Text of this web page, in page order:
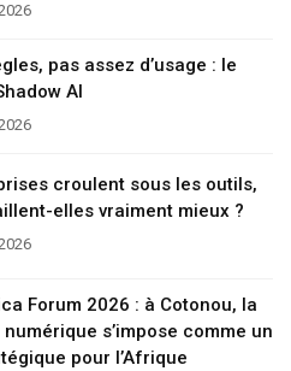
pas assez d’usage : le
AI
croulent sous les outils,
elles vraiment mieux ?
Forum 2026 : à Cotonou, la
s’impose comme un
pour l’Afrique